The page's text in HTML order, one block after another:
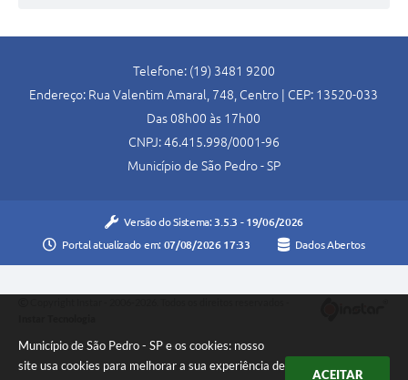
Município de São Pedro - SP e os cookies: nosso
site usa cookies para melhorar a sua experiência de
ACEITAR
Telefone: (19) 3481 9200
Endereço: Rua Valentim Amaral, 748, Centro | CEP: 13520-033
Das 08h00 às 17h00
CNPJ: 46.415.998/0001-96
Município de São Pedro - SP
Versão do Sistema: 3.5.3 - 19/06/2026
Portal atualizado em: 07/08/2026 17:33 Dados Abertos